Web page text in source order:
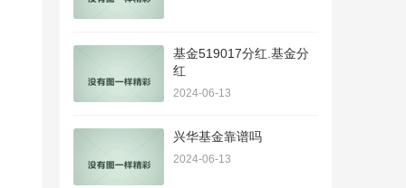
基金519017分红.基金分
红
2024-06-13
兴华基金靠谱吗
2024-06-13